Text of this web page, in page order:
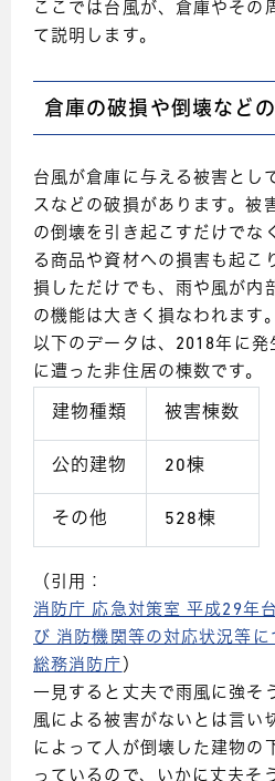
ここでは台風が、倉庫やその
て説明します。
倉庫の破損や倒壊など
台風が倉庫に与える被害とし
スなどの破損があります。被
の倒壊を引き起こすだけでな
る商品や資材への損害も起こ
損しただけでも、雨や風が内
の機能は大きく損なわれます。
以下のデータは、2018年に発
に遭った非住居の棟数です。
建物種類 被害棟数
公的建物 20棟
その他 528棟
（引用：
消防庁 応急対策室 平成29年
び 消防機関等の対応状況等
総務消防庁 ）
一見すると丈夫で雨風に強そ
風による被害がないとは言い
によって人が倒壊した建物の
っているので、いかに丈夫そ